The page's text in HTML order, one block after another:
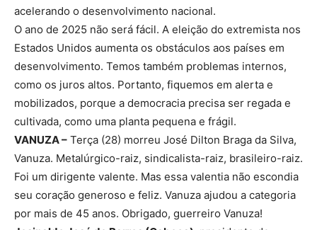
acelerando o desenvolvimento nacional.
O ano de 2025 não será fácil. A eleição do extremista nos
Estados Unidos aumenta os obstáculos aos países em
desenvolvimento. Temos também problemas internos,
como os juros altos. Portanto, fiquemos em alerta e
mobilizados, porque a democracia precisa ser regada e
cultivada, como uma planta pequena e frágil.
VANUZA – Terça (28) morreu José Dilton Braga da Silva,
Vanuza. Metalúrgico-raiz, sindicalista-raiz, brasileiro-raiz.
Foi um dirigente valente. Mas essa valentia não escondia
seu coração generoso e feliz. Vanuza ajudou a categoria
por mais de 45 anos. Obrigado, guerreiro Vanuza!